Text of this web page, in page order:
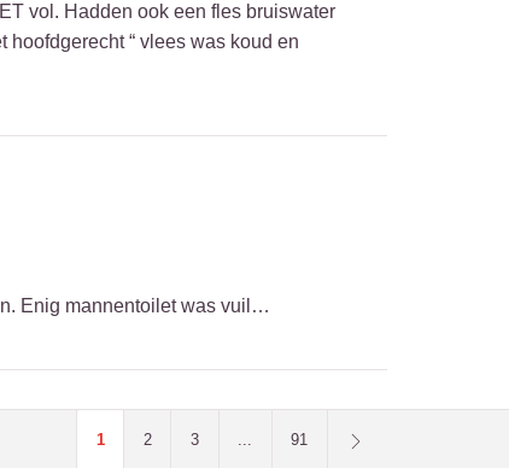
vol. Hadden ook een fles bruiswater
“ vlees was koud en
Enig mannentoilet was vuil…
1 2 3 ... 91